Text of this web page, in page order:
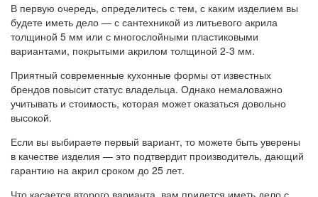
В первую очередь, определитесь с тем, с каким изделием вы
будете иметь дело — с сантехникой из литьевого акрила
толщиной 5 мм или с многослойными пластиковыми
вариантами, покрытыми акрилом толщиной 2-3 мм.
Приятный современные кухонные формы от известных
брендов повысит статус владельца. Однако немаловажно
учитывать и стоимость, которая может оказаться довольно
высокой.
Если вы выбираете первый вариант, то можете быть уверены
в качестве изделия — это подтвердит производитель, дающий
гарантию на акрил сроком до 25 лет.